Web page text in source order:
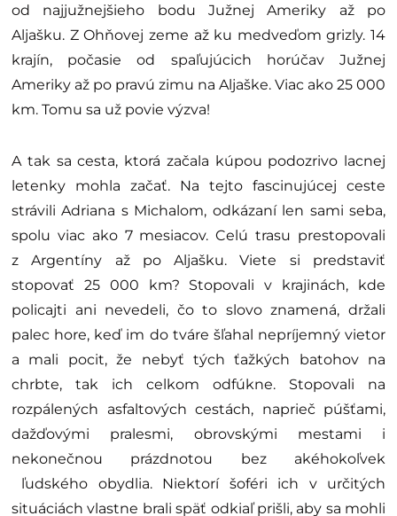
od najjužnejšieho bodu Južnej Ameriky až po
Aljašku. Z Ohňovej zeme až ku medveďom grizly. 14
krajín, počasie od spaľujúcich horúčav Južnej
Ameriky až po pravú zimu na Aljaške. Viac ako 25 000
km. Tomu sa už povie výzva!
A tak sa cesta, ktorá začala kúpou podozrivo lacnej
letenky mohla začať. Na tejto fascinujúcej ceste
strávili Adriana s Michalom, odkázaní len sami seba,
spolu viac ako 7 mesiacov. Celú trasu prestopovali
z Argentíny až po Aljašku. Viete si predstaviť
stopovať 25 000 km? Stopovali v krajinách, kde
policajti ani nevedeli, čo to slovo znamená, držali
palec hore, keď im do tváre šľahal nepríjemný vietor
a mali pocit, že nebyť tých ťažkých batohov na
chrbte, tak ich celkom odfúkne. Stopovali na
rozpálených asfaltových cestách, naprieč púšťami,
dažďovými pralesmi, obrovskými mestami i
nekonečnou prázdnotou bez akéhokoľvek
ľudského obydlia. Niektorí šoféri ich v určitých
situáciách vlastne brali späť odkiaľ prišli, aby sa mohli